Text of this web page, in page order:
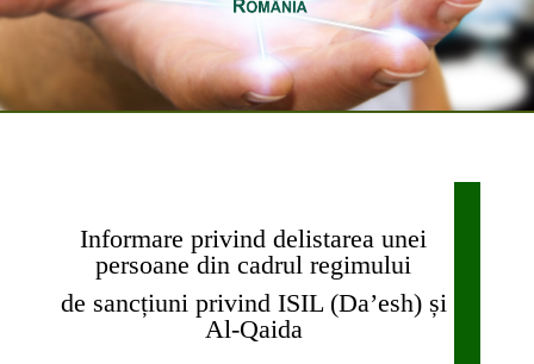
Informare privind delistarea unei
persoane din cadrul regimului
de sancțiuni privind ISIL (Da’esh) și
Al-Qaida